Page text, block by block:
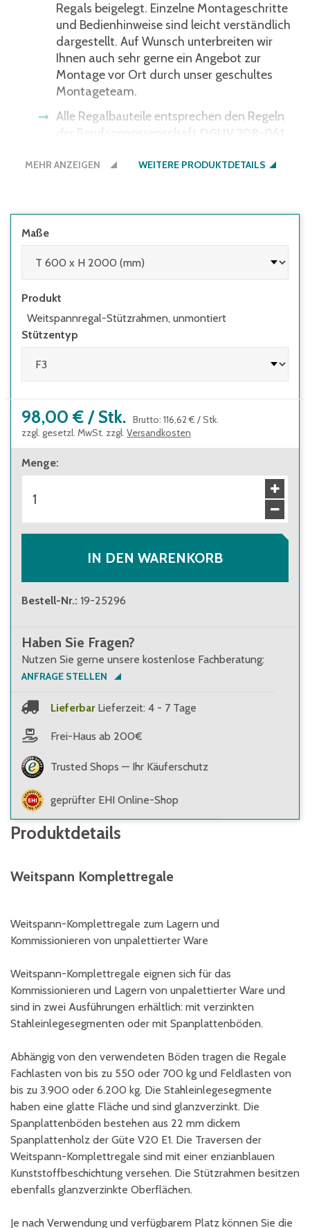
Regals beigelegt. Einzelne Montageschritte
und Bedienhinweise sind leicht verständlich
dargestellt. Auf Wunsch unterbreiten wir
Ihnen auch sehr gerne ein Angebot zur
Montage vor Ort durch unser geschultes
Montageteam.
Alle Regalbauteile entsprechen den Regeln
der Berufsgenossenschaft
Bitte beachten:Weitspannregale sind nicht
sowie Belastungen – individuell für jeden
Stützen werden mit Horizontal- und
Fußplatten werden mit den Stützen
verschraubt, sehr stabil
alle Bauteile glanzverzinkt
MEHR ANZEIGEN WEITERE PRODUKTDETAILS
Maße
Produkt
Weitspannregal-Stützrahmen, unmontiert
Stützentyp
98,00 € / Stk. Brutto: 116,62 € /Stk.
zzgl. gesetzl. MwSt. zzgl. Versandkosten
Menge:
IN DEN WARENKORB
Bestell-Nr.: 19-25296
Haben Sie Fragen?
Nutzen Sie gerne unsere kostenlose Fachberatung:
ANFRAGE STELLEN
Lieferbar Lieferzeit: 4 - 7 Tage
Frei-Haus ab 200€
Trusted Shops — Ihr Käuferschutz
geprüfter EHI Online-Shop
Produktdetails
Weitspann Komplettregale
Weitspann-Komplettregale zum Lagern und
Kommissionieren von unpalettierter Ware
Weitspann-Komplettregale eignen sich für das
Kommissionieren und Lagern von unpalettierter Ware und
sind in zwei Ausführungen erhältlich: mit verzinkten
Stahleinlegesegmenten oder mit Spanplattenböden.
Abhängig von den verwendeten Böden tragen die Regale
Fachlasten von bis zu 550 oder 700 kg und Feldlasten von
bis zu 3.900 oder 6.200 kg. Die Stahleinlegesegmente
haben eine glatte Fläche und sind glanzverzinkt. Die
Spanplattenböden bestehen aus 22 mm dickem
Spanplattenholz der Güte V20 E1. Die Traversen der
Weitspann-Komplettregale sind mit einer enzianblauen
Kunststoffbeschichtung versehen. Die Stützrahmen besitzen
ebenfalls glanzverzinkte Oberflächen.
Je nach Verwendung und verfügbarem Platz können Sie die